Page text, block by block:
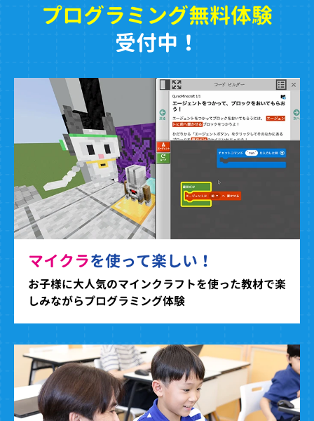
プログラミング無料体験
受付中！
マイクラを使って楽しい！
お子様に大人気のマインクラフトを使った教材で楽
しみながらプログラミング体験